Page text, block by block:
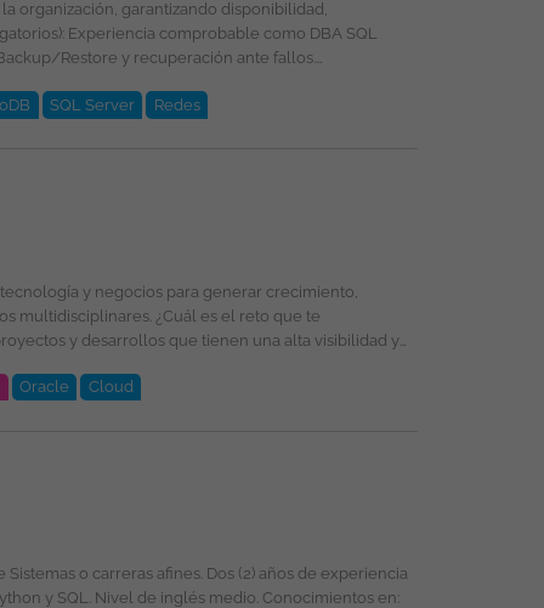
SQL Server
Redes
religión, etnia, estado civil o cualquier otra
Oracle
Cloud